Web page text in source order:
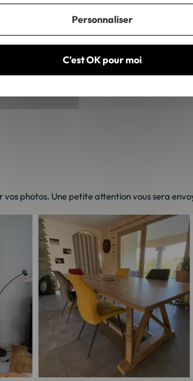
industrielle Table d'appoint
Vitrine industrielle
vos photos. Une petite attention vous sera
C'est OK pour moi
Personnaliser